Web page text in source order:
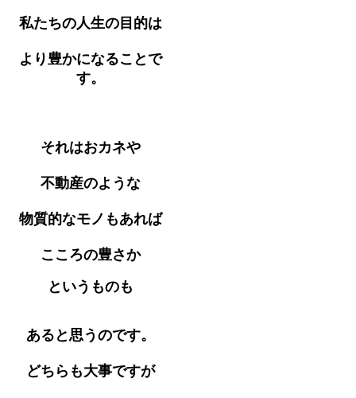
私たちの人生の目的は
より豊かになることで
す。
それはおカネや
不動産のような
物質的なモノもあれば
こころの豊さか
というものも
あると思うのです。
どちらも大事ですが